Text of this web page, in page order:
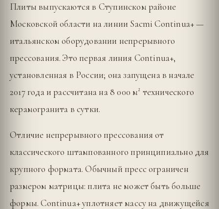
Плиты выпускаются в Ступинском районе
Московской области на линии Sacmi Continua+ —
итальянском оборудовании непрерывного
прессования. Это первая линия Continua+,
установленная в России; она запущена в начале
2017 года и рассчитана на 8 000 м² технического
керамогранита в сутки.
Отличие непрерывного прессования от
классического штампованного принципиально для
крупного формата. Обычный пресс ограничен
размером матрицы: плита не может быть больше
формы. Continua+ уплотняет массу на движущейся